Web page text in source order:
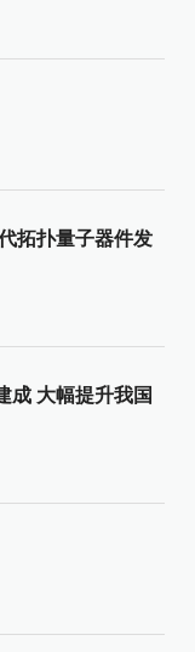
拓扑量子器件发
成 大幅提升我国